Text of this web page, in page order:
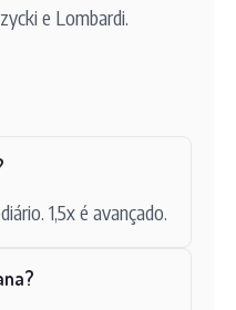
e Lombardi.
1,5x é avançado.